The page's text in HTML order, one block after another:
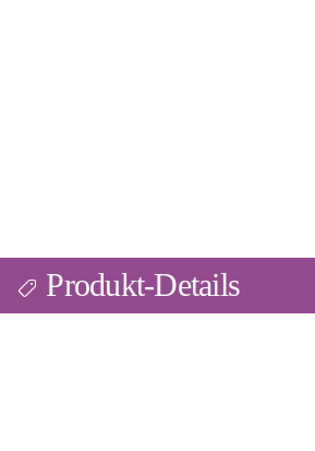
Produkt-Details